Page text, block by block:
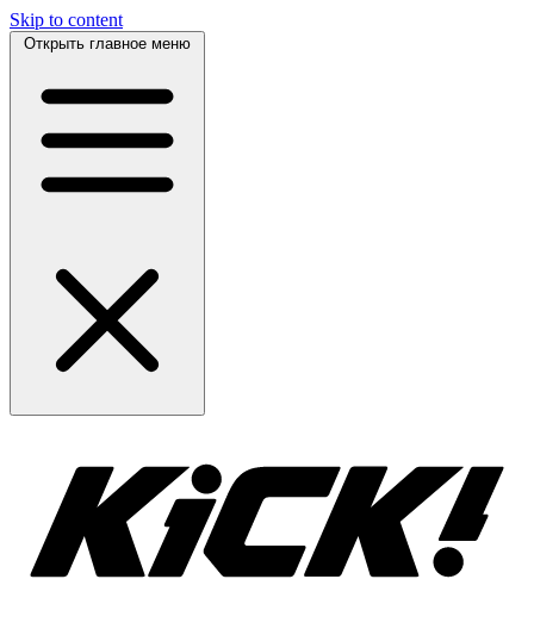
Skip to content
Открыть главное меню